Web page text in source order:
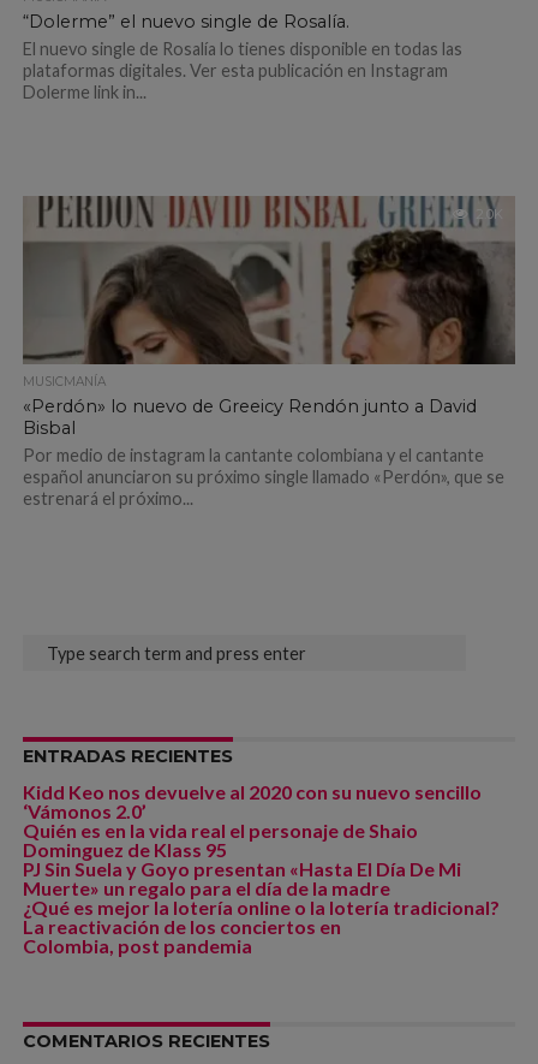
“Dolerme” el nuevo single de Rosalía.
El nuevo single de Rosalía lo tienes disponible en todas las
plataformas digitales. Ver esta publicación en Instagram
Dolerme link in...
2.0K
MUSICMANÍA
«Perdón» lo nuevo de Greeicy Rendón junto a David
Bisbal
Por medio de instagram la cantante colombiana y el cantante
español anunciaron su próximo single llamado «Perdón», que se
estrenará el próximo...
ENTRADAS RECIENTES
Kidd Keo nos devuelve al 2020 con su nuevo sencillo
‘Vámonos 2.0’
Quién es en la vida real el personaje de Shaio
Dominguez de Klass 95
PJ Sin Suela y Goyo presentan «Hasta El Día De Mi
Muerte» un regalo para el día de la madre
¿Qué es mejor la lotería online o la lotería tradicional?
La reactivación de los conciertos en
Colombia, post pandemia
COMENTARIOS RECIENTES